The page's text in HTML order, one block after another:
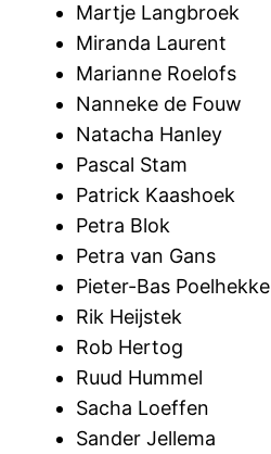
Martje Langbroek
Miranda Laurent
Marianne Roelofs
Nanneke de Fouw
Natacha Hanley
Pascal Stam
Patrick Kaashoek
Petra Blok
Petra van Gans
Pieter-Bas Poelhekke
Rik Heijstek
Rob Hertog
Ruud Hummel
Sacha Loeffen
Sander Jellema